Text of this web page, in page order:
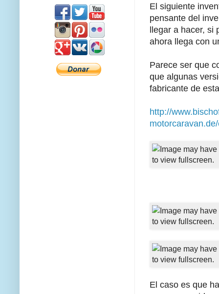
El siguiente
pensante del
llegar a hacer,
ahora llega con
Parece ser que
que algunas
fabricante de
http://
El caso es que